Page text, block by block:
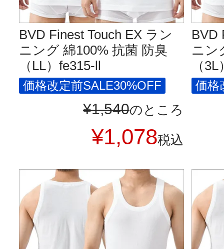
BVD Finest Touch EX ラン
ニング 綿100% 抗菌 防臭
（LL）fe315-ll
価格改定前SALE30%OFF
¥1,540のところ
¥1,078税込
BVD
ニン
（
価格